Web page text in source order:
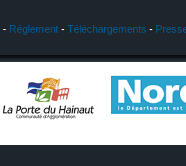
- Réglement - Téléchargements -